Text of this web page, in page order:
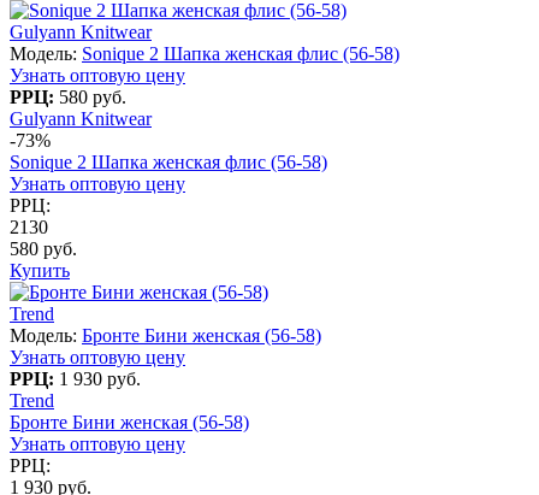
Gulyann Knitwear
Модель: Sonique 2 Шапка женская флис (56-58)
Узнать оптовую цену
РРЦ: 580 руб.
Gulyann Knitwear
-73%
Sonique 2 Шапка женская флис (56-58)
Узнать оптовую цену
РРЦ:
2130
580 руб.
Купить
Trend
Модель: Бронте Бини женская (56-58)
Узнать оптовую цену
РРЦ: 1 930 руб.
Trend
Бронте Бини женская (56-58)
Узнать оптовую цену
РРЦ:
1 930 руб.